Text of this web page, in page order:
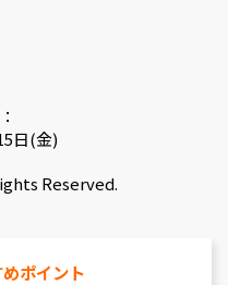
日(金)
Reserved.
ポイント